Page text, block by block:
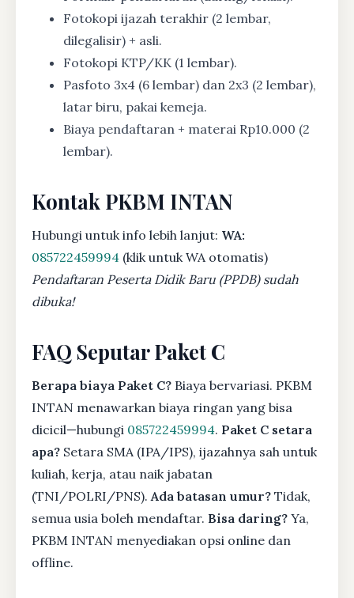
Fotokopi ijazah terakhir (2 lembar,
dilegalisir) + asli.
Fotokopi KTP/KK (1 lembar).
Pasfoto 3x4 (6 lembar) dan 2x3 (2 lembar),
latar biru, pakai kemeja.
Biaya pendaftaran + materai Rp10.000 (2
lembar).
Kontak PKBM INTAN
Hubungi untuk info lebih lanjut: WA:
085722459994 (klik untuk WA otomatis)
Pendaftaran Peserta Didik Baru (PPDB) sudah
dibuka!
FAQ Seputar Paket C
Berapa biaya Paket C? Biaya bervariasi. PKBM
INTAN menawarkan biaya ringan yang bisa
dicicil—hubungi 085722459994. Paket C setara
apa? Setara SMA (IPA/IPS), ijazahnya sah untuk
kuliah, kerja, atau naik jabatan
(TNI/POLRI/PNS).Ada batasan umur? Tidak,
semua usia boleh mendaftar. Bisa daring? Ya,
PKBM INTAN menyediakan opsi online dan
offline.